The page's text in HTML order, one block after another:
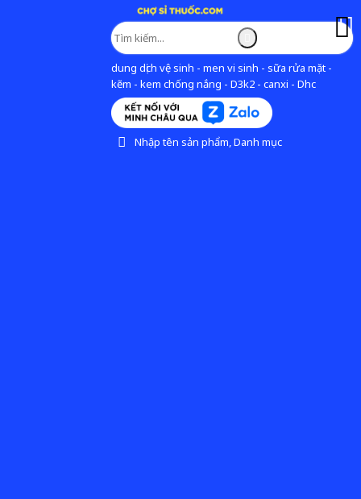
dung dịch vệ sinh - men vi sinh - sữa rửa mặt -
kẽm - kem chống nắng - D3k2 - canxi - Dhc
Nhập tên sản phẩm, Danh mục